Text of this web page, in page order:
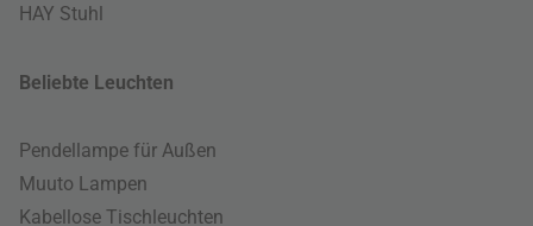
HAY Stuhl
Beliebte Leuchten
Pendellampe für Außen
Muuto Lampen
Kabellose Tischleuchten